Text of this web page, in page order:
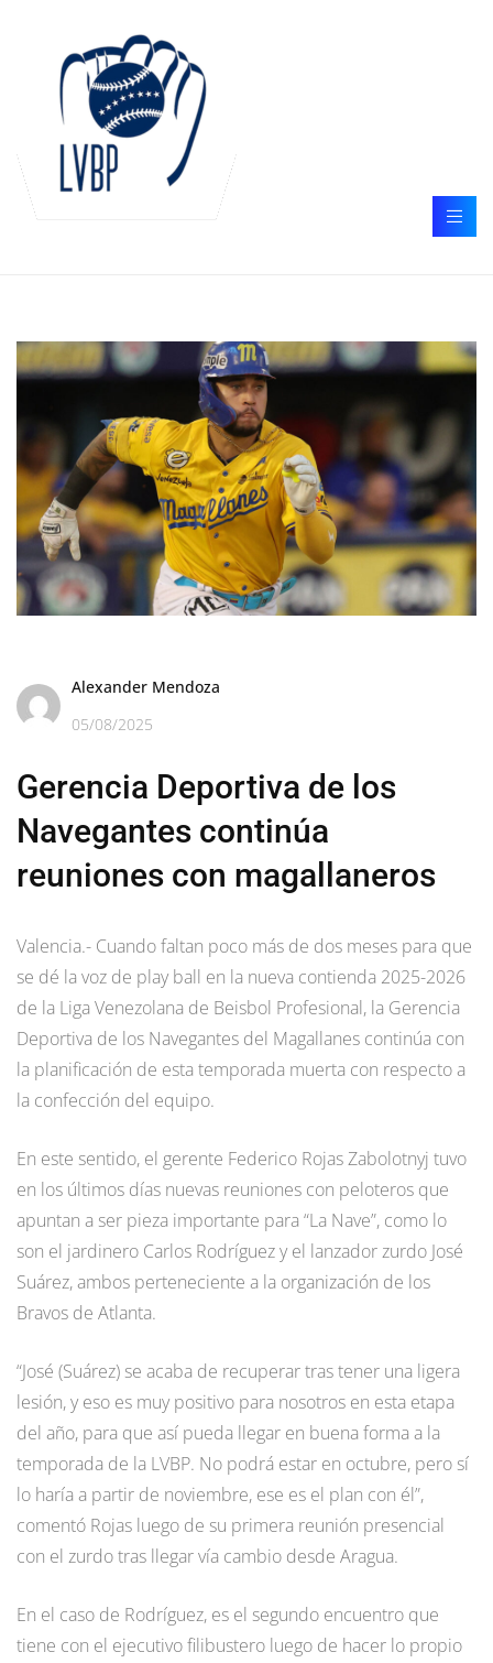
Alexander Mendoza
05/08/2025
Gerencia Deportiva de los
Navegantes continúa
reuniones con magallaneros
Valencia.- Cuando faltan poco más de dos meses para que
se dé la voz de play ball en la nueva contienda 2025-2026
de la Liga Venezolana de Beisbol Profesional, la Gerencia
Deportiva de los Navegantes del Magallanes continúa con
la planificación de esta temporada muerta con respecto a
la confección del equipo.
En este sentido, el gerente Federico Rojas Zabolotnyj tuvo
en los últimos días nuevas reuniones con peloteros que
apuntan a ser pieza importante para “La Nave”, como lo
son el jardinero Carlos Rodríguez y el lanzador zurdo José
Suárez, ambos perteneciente a la organización de los
Bravos de Atlanta.
“José (Suárez) se acaba de recuperar tras tener una ligera
lesión, y eso es muy positivo para nosotros en esta etapa
del año, para que así pueda llegar en buena forma a la
temporada de la LVBP. No podrá estar en octubre, pero sí
lo haría a partir de noviembre, ese es el plan con él”,
comentó Rojas luego de su primera reunión presencial
con el zurdo tras llegar vía cambio desde Aragua.
En el caso de Rodríguez, es el segundo encuentro que
tiene con el ejecutivo filibustero luego de hacer lo propio